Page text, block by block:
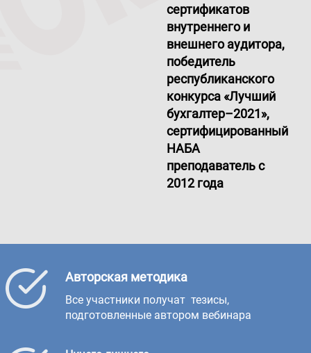
сертификатов
внутреннего и
внешнего аудитора,
победитель
республиканского
конкурса «Лучший
бухгалтер–2021»,
сертифицированный
НАБА
преподаватель с
2012 года
Авторская методика
Все участники получат тезисы,
подготовленные автором вебинара